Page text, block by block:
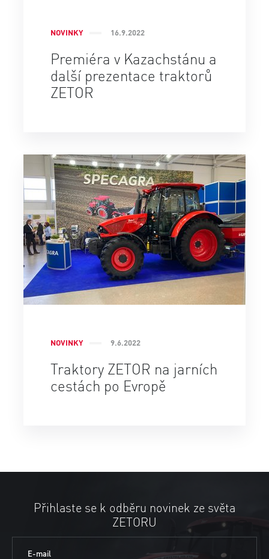
NOVINKY 16.9.2022
Premiéra v Kazachstánu a
další prezentace traktorů
ZETOR
NOVINKY 9.6.2022
Traktory ZETOR na jarních
cestách po Evropě
Přihlaste se k odběru novinek ze světa
ZETORU
E-mail